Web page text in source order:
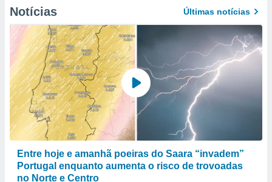
Notícias Últimas notícias
Entre hoje e amanhã poeiras do Saara “invadem”
Portugal enquanto aumenta o risco de trovoadas
no Norte e Centro